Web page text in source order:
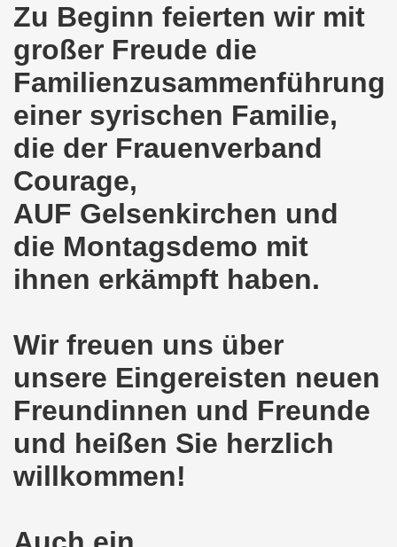
Zu Beginn feierten wir mit
großer Freude die
Familienzusammenführung
einer syrischen Familie,
die der Frauenverband
Courage,
AUF Gelsenkirchen und
die Montagsdemo mit
ihnen erkämpft haben.
Wir freuen uns über
unsere Eingereisten neuen
Freundinnen und Freunde
und heißen Sie herzlich
willkommen!
am 13.03.2023 ruft auf: Aktiver Widerstand
solidarisch mit den Betroffenen am
am 13.02.2023: Aktiver Widerstand gegen
am 23.01.2023: Nebenkostenexplosion
im neuen Jahr 2023 am 23.01.2023 mit
Bewegung am 21.11.2022: Sofortiger Stopp des
Montagsdemo-Bewegung am 14.11.2022 auf dem
am 10.10.2022: "Jin - Jiyan - Azadi -
Herbstdemonstration gegen die Politik der
ruft auf am 10.10.2022 zur Solidarität mit den
erst recht am 01.10.2022 nach Berlin zur
lädt am 12.09.2022 ein: Entlastungs-Paket
wir den III. Weltkrieg! Kommt zum Antikriegstag